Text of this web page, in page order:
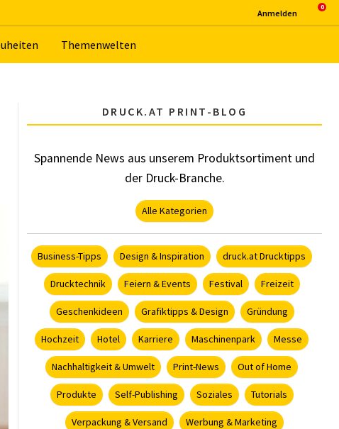
The­men­wel­ten
An­mel­den
DRUCK.AT PRINT-BLOG
Spannende News aus unserem Produktsortiment und
der Druck-Branche.
Alle Kategorien
Business-Tipps Design & Inspiration druck.at Drucktipps
Drucktechnik Feiern & Events Festival Freizeit
Geschenkideen Grafiktipps & Design Gründung
Hochzeit Hotel Karriere Maschinenpark Messe
Nachhaltigkeit & Umwelt Print-News Out of Home
Produkte Self-Publishing Soziales Tutorials
Verpackung & Versand Werbung & Marketing